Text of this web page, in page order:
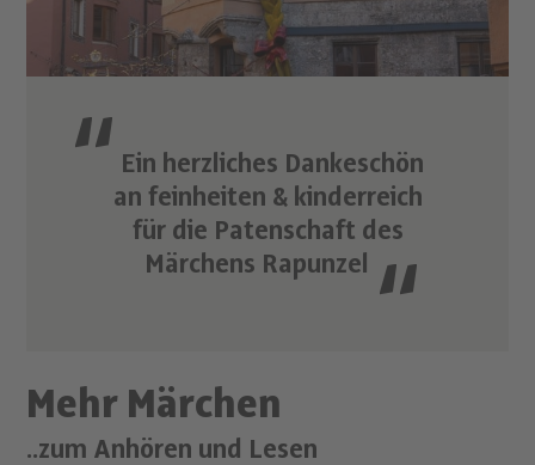
Ein herzliches Dankeschön
an feinheiten & kinderreich
für die Patenschaft des
Märchens Rapunzel
Mehr Märchen
..zum Anhören und Lesen